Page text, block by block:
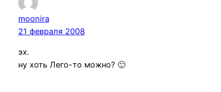
moonira
21 февраля 2008
эх.
ну хоть Лего-то можно? 🙂